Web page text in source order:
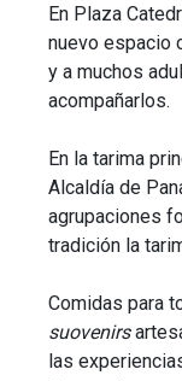
En Plaza
nuevo espacio
y a muchos
acompañarlos.
En la tarima
Alcaldía de
agrupaciones
tradición la
Comidas para
suovenirs
las